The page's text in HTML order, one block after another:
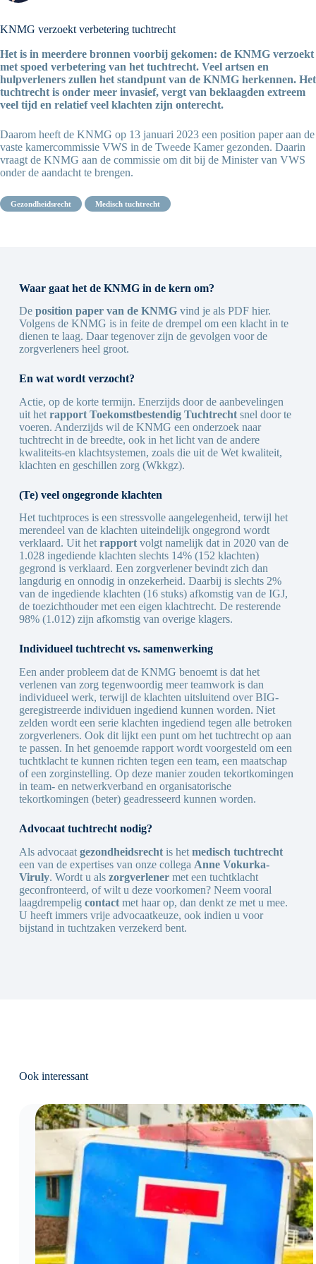
KNMG verzoekt verbetering tuchtrecht
Het is in meerdere bronnen voorbij gekomen: de KNMG verzoekt
met spoed verbetering van het tuchtrecht. Veel artsen en
hulpverleners zullen het standpunt van de KNMG herkennen. Het
tuchtrecht is onder meer invasief, vergt van beklaagden extreem
veel tijd en relatief veel klachten zijn onterecht.
Daarom heeft de KNMG op 13 januari 2023 een position paper aan de
vaste kamercommissie VWS in de Tweede Kamer gezonden. Daarin
vraagt de KNMG aan de commissie om dit bij de Minister van VWS
onder de aandacht te brengen.
gezondheidsrecht medisch tuchtrecht
Waar gaat het de KNMG in de kern om?
De position paper van de KNMGvind je als PDF hier.
Volgens de KNMG is in feite de drempel om een klacht in te
dienen te laag. Daar tegenover zijn de gevolgen voor de
zorgverleners heel groot.
En wat wordt verzocht?
Actie, op de korte termijn. Enerzijds door de aanbevelingen
uit het rapport Toekomstbestendig Tuchtrechtsnel door te
voeren. Anderzijds wil de KNMG een onderzoek naar
tuchtrecht in de breedte, ook in het licht van de andere
kwaliteits-en klachtsystemen, zoals die uit de Wet kwaliteit,
klachten en geschillen zorg (Wkkgz).
(Te) veel ongegronde klachten
Het tuchtproces is een stressvolle aangelegenheid, terwijl het
merendeel van de klachten uiteindelijk ongegrond wordt
verklaard. Uit het rapportvolgt namelijk dat in 2020 van de
1.028 ingediende klachten slechts 14% (152 klachten)
gegrond is verklaard. Een zorgverlener bevindt zich dan
langdurig en onnodig in onzekerheid. Daarbij is slechts 2%
van de ingediende klachten (16 stuks) afkomstig van de IGJ,
de toezichthouder met een eigen klachtrecht. De resterende
98% (1.012) zijn afkomstig van overige klagers.
Individueel tuchtrecht vs. samenwerking
Een ander probleem dat de KNMG benoemt is dat het
verlenen van zorg tegenwoordig meer teamwork is dan
individueel werk, terwijl de klachten uitsluitend over BIG-
geregistreerde individuen ingediend kunnen worden. Niet
zelden wordt een serie klachten ingediend tegen alle betroken
zorgverleners. Ook dit lijkt een punt om het tuchtrecht op aan
te passen. In het genoemde rapport wordt voorgesteld om een
tuchtklacht te kunnen richten tegen een team, een maatschap
of een zorginstelling. Op deze manier zouden tekortkomingen
in team- en netwerkverband en organisatorische
tekortkomingen (beter) geadresseerd kunnen worden.
Advocaat tuchtrecht nodig?
Als advocaat gezondheidsrechtis het medisch tuchtrecht
een van de expertises van onze collega Anne Vokurka-
Viruly. Wordt u als zorgverlenermet een tuchtklacht
geconfronteerd, of wilt u deze voorkomen? Neem vooral
laagdrempelig contactmet haar op, dan denkt ze met u mee.
U heeft immers vrije advocaatkeuze, ook indien u voor
bijstand in tuchtzaken verzekerd bent.
Ook interessant